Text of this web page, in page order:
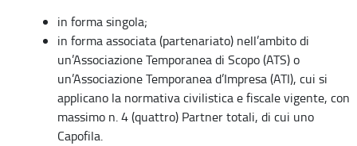
in forma singola;
in forma associata (partenariato) nell’ambito di
un’Associazione Temporanea di Scopo (ATS) o
un’Associazione Temporanea d’Impresa (ATI), cui si
applicano la normativa civilistica e fiscale vigente, con
massimo n. 4 (quattro) Partner totali, di cui uno
Capofila.